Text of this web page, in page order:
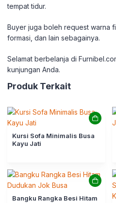
tempat tidur.
Buyer juga boleh request warna
formasi, dan lain sebagainya.
Selamat berbelanja di
kunjungan Anda.
Produk Terkait
Kursi Sofa Minimalis Busa
Kayu Jati
Bangku Rangka Besi Hitam